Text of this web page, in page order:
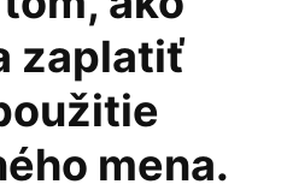
zaplatiť
mena.